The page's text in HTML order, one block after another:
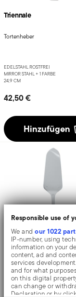
Responsible use of
We andour 1022
IP-number, using
information on your
content, ad and
services
and for what
on this digital
can change or
Declaration or by
Triennale
Tortenheber
EDELSTAHL ROSTFREI
MIRROR STAHL + 1 FARBE
24,9 CM
42,50 €
Hinzufügen
Decò
Tortenheber